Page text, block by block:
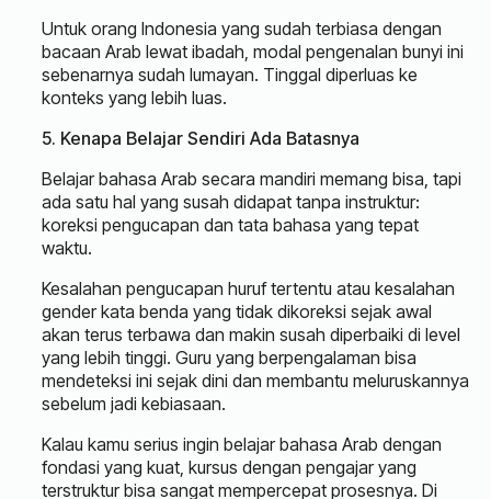
Untuk orang Indonesia yang sudah terbiasa dengan
bacaan Arab lewat ibadah, modal pengenalan bunyi ini
sebenarnya sudah lumayan. Tinggal diperluas ke
konteks yang lebih luas.
5. Kenapa Belajar Sendiri Ada Batasnya
Belajar bahasa Arab secara mandiri memang bisa, tapi
ada satu hal yang susah didapat tanpa instruktur:
koreksi pengucapan dan tata bahasa yang tepat
waktu.
Kesalahan pengucapan huruf tertentu atau kesalahan
gender kata benda yang tidak dikoreksi sejak awal
akan terus terbawa dan makin susah diperbaiki di level
yang lebih tinggi. Guru yang berpengalaman bisa
mendeteksi ini sejak dini dan membantu meluruskannya
sebelum jadi kebiasaan.
Kalau kamu serius ingin belajar bahasa Arab dengan
fondasi yang kuat, kursus dengan pengajar yang
terstruktur bisa sangat mempercepat prosesnya. Di